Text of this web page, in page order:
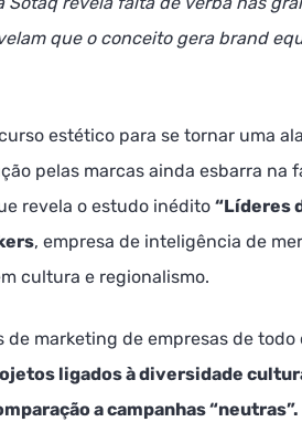
que o conceito gera brand
estético para se tornar uma
pelas marcas ainda esbarra na
revela o estudo inédito “Líderes
, empresa de inteligência de
cultura e regionalismo.
marketing de empresas de todo
ligados à diversidade
a campanhas “neutras”.